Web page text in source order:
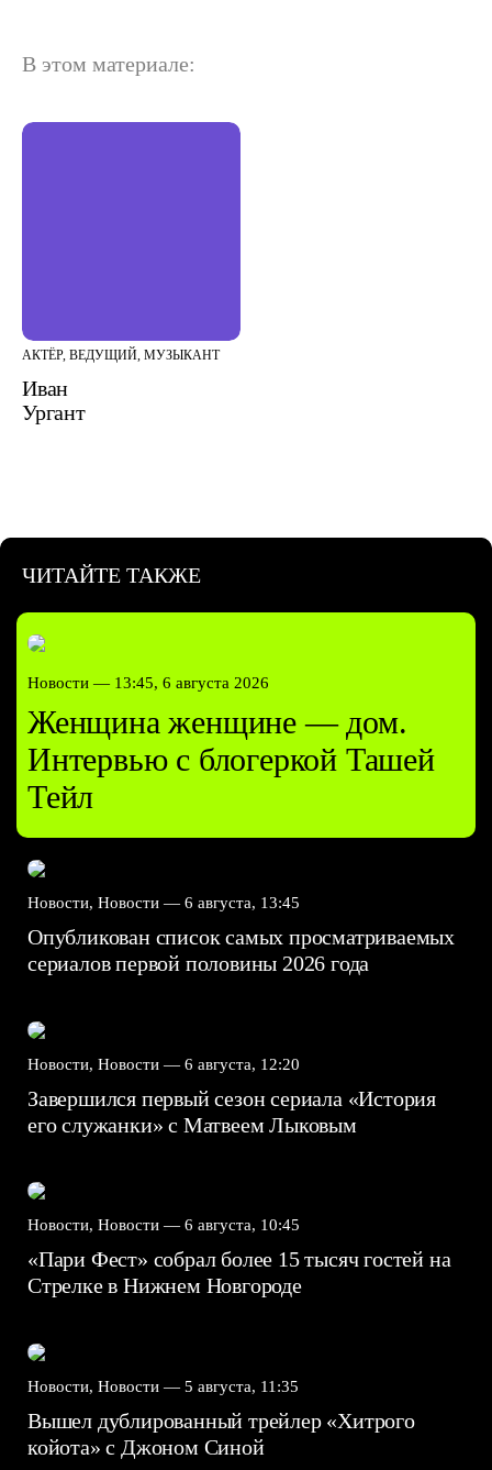
В этом материале:
АКТЁР, ВЕДУЩИЙ, МУЗЫКАНТ
Иван
Ургант
ЧИТАЙТЕ ТАКЖЕ
Новости — 13:45, 6 августа 2026
Женщина женщине — дом.
Интервью с блогеркой Ташей
Тейл
Новости, Новости — 6 августа, 13:45
Опубликован список самых просматриваемых
сериалов первой половины 2026 года
Новости, Новости — 6 августа, 12:20
Завершился первый сезон сериала «История
его служанки» с Матвеем Лыковым
Новости, Новости — 6 августа, 10:45
«Пари Фест» собрал более 15 тысяч гостей на
Стрелке в Нижнем Новгороде
Новости, Новости — 5 августа, 11:35
Вышел дублированный трейлер «Хитрого
койота» с Джоном Синой